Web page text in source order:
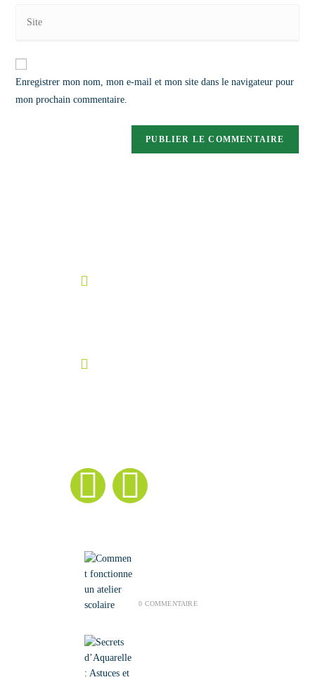
Enregistrer mon nom, mon e-mail et mon site dans le navigateur pour
mon prochain commentaire.
0 COMMENTAIRE